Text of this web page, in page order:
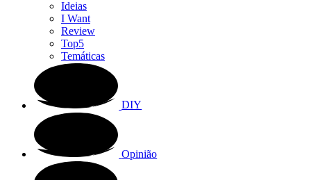
Ideias
I Want
Review
Top5
Temáticas
DIY
Opinião